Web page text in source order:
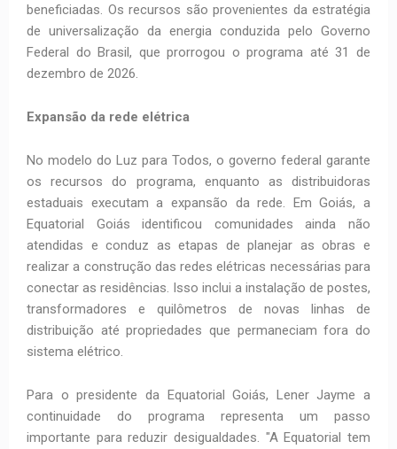
beneficiadas. Os recursos são provenientes da estratégia
de universalização da energia conduzida pelo Governo
Federal do Brasil, que prorrogou o programa até 31 de
dezembro de 2026.
Expansão da rede elétrica
No modelo do Luz para Todos, o governo federal garante
os recursos do programa, enquanto as distribuidoras
estaduais executam a expansão da rede. Em Goiás, a
Equatorial Goiás identificou comunidades ainda não
atendidas e conduz as etapas de planejar as obras e
realizar a construção das redes elétricas necessárias para
conectar as residências. Isso inclui a instalação de postes,
transformadores e quilômetros de novas linhas de
distribuição até propriedades que permaneciam fora do
sistema elétrico.
Para o presidente da Equatorial Goiás, Lener Jayme a
continuidade do programa representa um passo
importante para reduzir desigualdades. "A Equatorial tem